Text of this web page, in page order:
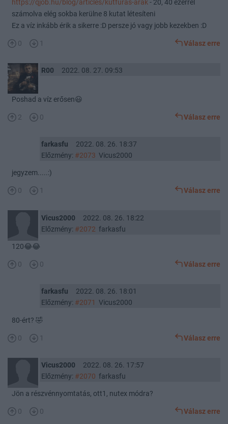
https://qjob.hu/blog/articles/kutfuras-arak- 20, 40 ezerrel
számolva elég sokba kerülne 8 kutat létesíteni
Ez a víz inkább érik a sikerre :D persze jó vagy jobb kezekben :D
0 1 Válasz erre
R00 2022. 08. 27. 09:53
Poshad a víz erősen😃
2 0 Válasz erre
farkasfu
2022. 08. 26. 18:37
Előzmény: #2073 Vicus2000
jegyzem.....:)
0 1 Válasz erre
Vicus2000
2022. 08. 26. 18:22
Előzmény: #2072 farkasfu
120😂😂
0 0 Válasz erre
farkasfu
2022. 08. 26. 18:01
Előzmény: #2071 Vicus2000
80-ért? 🤣
0 1 Válasz erre
Vicus2000
2022. 08. 26. 17:57
Előzmény: #2070 farkasfu
Jön a részvénnyomtatás, ott1, nutex módra?
0 0 Válasz erre